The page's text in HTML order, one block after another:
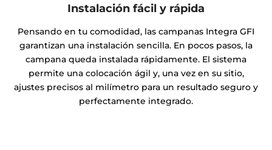
Instalación fácil y rápida
Pensando en tu comodidad, las campanas Integra GFI
garantizan una instalación sencilla. En pocos pasos, la
campana queda instalada rápidamente. El sistema
permite una colocación ágil y, una vez en su sitio,
ajustes precisos al milímetro para un resultado seguro y
perfectamente integrado.